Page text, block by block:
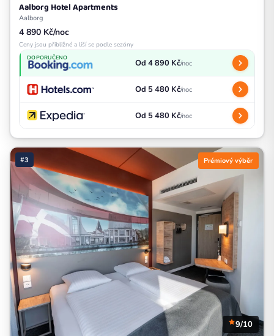
Aalborg Hotel Apartments
Aalborg
4 890 Kč/noc
Ceny jsou přibližné a liší se podle sezóny
DOPORUČENO Od 4 890 Kč/noc
Od 5 480 Kč/noc
Od 5 480 Kč/noc
#3 Prémiový výběr
9/10